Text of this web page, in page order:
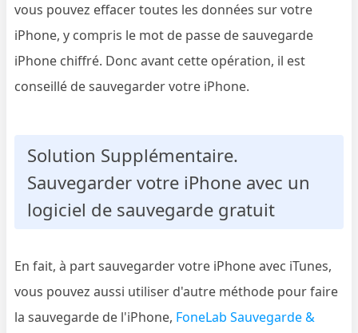
vous pouvez effacer toutes les données sur votre
iPhone, y compris le mot de passe de sauvegarde
iPhone chiffré. Donc avant cette opération, il est
conseillé de sauvegarder votre iPhone.
Solution Supplémentaire.
Sauvegarder votre iPhone avec un
logiciel de sauvegarde gratuit
En fait, à part sauvegarder votre iPhone avec iTunes,
vous pouvez aussi utiliser d'autre méthode pour faire
la sauvegarde de l'iPhone, FoneLab Sauvegarde &